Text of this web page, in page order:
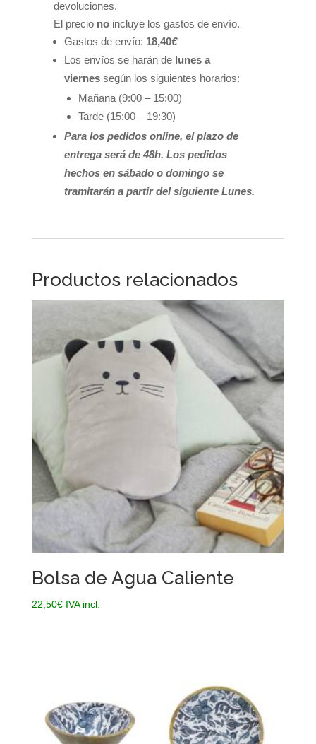
devoluciones.
El precio noincluye los gastos de envío.
Gastos de envío: 18,40€
Los envíos se harán de lunes a
viernessegún los siguientes horarios:
Mañana (9:00 – 15:00)
Tarde (15:00 – 19:30)
Para los pedidos online, el plazo de
entrega será de 48h. Los pedidos
hechos en sábado o domingo se
tramitarán a partir del siguiente Lunes.
Productos relacionados
Bolsa de Agua Caliente
22,50€ IVA incl.